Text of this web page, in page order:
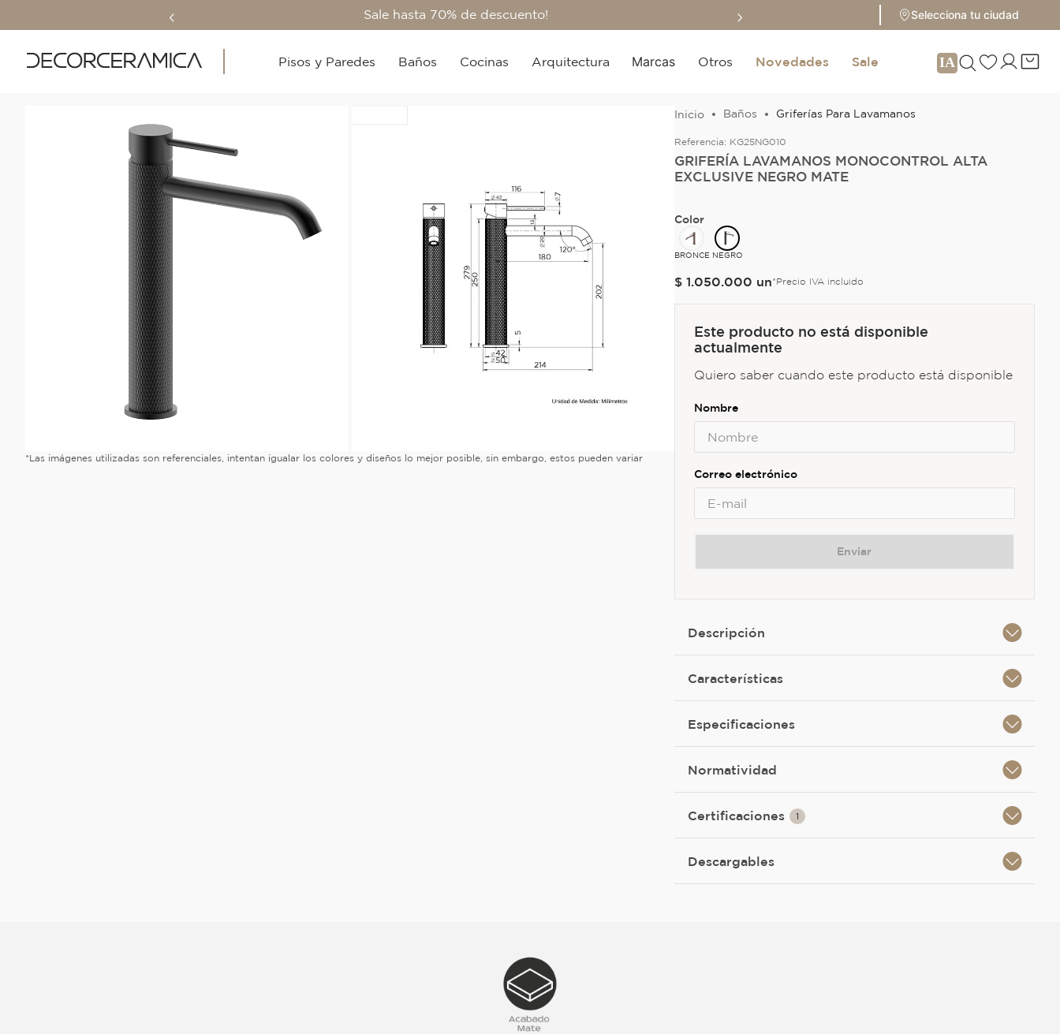
Sale hasta 70% de descuento! Paga con ADDI a cuotas con
Selecciona tu ciudad
Pisos y Paredes Baños Cocinas Arquitectura Marcas Otros Novedades Sale
*Las imágenes utilizadas son referenciales, intentan igualar los colores y diseños lo mejor posible, sin embargo, estos pueden variar
Baños Griferías Para Lavamanos
Referencia: KG25NG010
GRIFERÍA LAVAMANOS MONOCONTROL ALTA
EXCLUSIVE NEGRO MATE
Color
BRONCE NEGRO
$ 1.050.000 un*Precio IVA incluido
Este producto no está disponible
actualmente
Quiero saber cuando este producto está disponible
Enviar
Descripción
Características
Especificaciones
Normatividad
Certificaciones 1
Descargables